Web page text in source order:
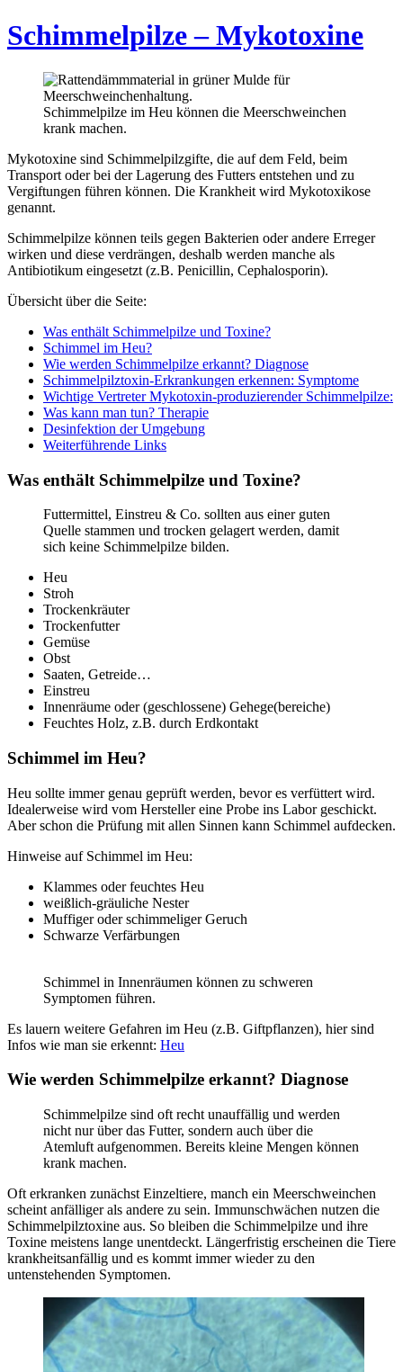
Schimmelpilze – Mykotoxine
Schimmelpilze im Heu können die Meerschweinchen
krank machen.
Mykotoxine sind Schimmelpilzgifte, die auf dem Feld, beim
Transport oder bei der Lagerung des Futters entstehen und zu
Vergiftungen führen können. Die Krankheit wird Mykotoxikose
genannt.
Schimmelpilze können teils gegen Bakterien oder andere Erreger
wirken und diese verdrängen, deshalb werden manche als
Antibiotikum eingesetzt (z.B. Penicillin, Cephalosporin).
Übersicht über die Seite:
Was enthält Schimmelpilze und Toxine?
Schimmel im Heu?
Wie werden Schimmelpilze erkannt? Diagnose
Schimmelpilztoxin-Erkrankungen erkennen: Symptome
Wichtige Vertreter Mykotoxin-produzierender Schimmelpilze:
Was kann man tun? Therapie
Desinfektion der Umgebung
Weiterführende Links
Was enthält Schimmelpilze und Toxine?
Futtermittel, Einstreu & Co. sollten aus einer guten
Quelle stammen und trocken gelagert werden, damit
sich keine Schimmelpilze bilden.
Heu
Stroh
Trockenkräuter
Trockenfutter
Gemüse
Obst
Saaten, Getreide…
Einstreu
Innenräume oder (geschlossene) Gehege(bereiche)
Feuchtes Holz, z.B. durch Erdkontakt
Schimmel im Heu?
Heu sollte immer genau geprüft werden, bevor es verfüttert wird.
Idealerweise wird vom Hersteller eine Probe ins Labor geschickt.
Aber schon die Prüfung mit allen Sinnen kann Schimmel aufdecken.
Hinweise auf Schimmel im Heu:
Klammes oder feuchtes Heu
weißlich-gräuliche Nester
Muffiger oder schimmeliger Geruch
Schwarze Verfärbungen
Schimmel in Innenräumen können zu schweren
Symptomen führen.
Es lauern weitere Gefahren im Heu (z.B. Giftpflanzen), hier sind
Infos wie man sie erkennt: Heu
Wie werden Schimmelpilze erkannt? Diagnose
Schimmelpilze sind oft recht unauffällig und werden
nicht nur über das Futter, sondern auch über die
Atemluft aufgenommen. Bereits kleine Mengen können
krank machen.
Oft erkranken zunächst Einzeltiere, manch ein Meerschweinchen
scheint anfälliger als andere zu sein. Immunschwächen nutzen die
Schimmelpilztoxine aus. So bleiben die Schimmelpilze und ihre
Toxine meistens lange unentdeckt. Längerfristig erscheinen die Tiere
krankheitsanfällig und es kommt immer wieder zu den
untenstehenden Symptomen.